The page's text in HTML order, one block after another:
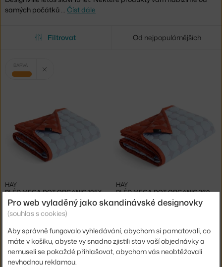
samých počátků … Číst dále
Filtrovat Od nejpopulárnějších
Vybrané
filtry:
BARVA
oranžová
PLÉD MEGA DOT ORGANIC 195X245, LIGHT BLUE
HAY
3 - 5 týdnů, 5 225 Kč
PLÉD MEGA DOT ORGANIC 260X260, LIGHT BLUE
HAY
3 - 5 týdnů,6 225 Kč
Ste zo Slovenska? Prejdite na
Pro web vyladěný jako skandinávské designovky
(souhlas s cookies)
Aby správně fungovalo vyhledávání, abychom si pamatovali, co
máte v košíku, abyste vy snadno zjistili stav vaší objednávky a
nemuseli se pokaždé přihlašovat, abychom vás neobtěžovali
nevhodnou reklamou.